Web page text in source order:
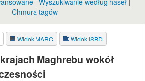
Wyszukiwanie według haseł
Chmura tagów
Widok MARC Widok ISBD
Maghrebu wokół